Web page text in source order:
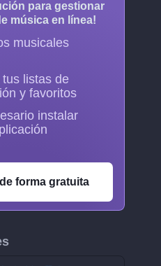
para gestionar
música en línea!
musicales
listas de
y favoritos
instalar
forma gratuita